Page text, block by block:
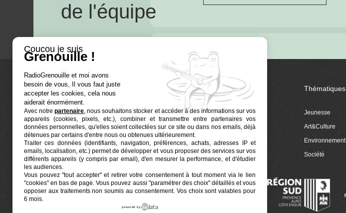
de l'équipe
Euphonia est le partenaire producteur de Radio
Grenouille, radio associative marseillaise.
Locaux situés à la Friche Belle de Mai
41, rue Jobin — 13003 Marseille
La radio
Ré-écouter
Actualités
Programmation
Grenouille Euphonia
Thématiques
Jeunesse
Art&Culture
Environnement
Société
Coucou je suis
Grenouille !
RadioGrenouille et moi avons
besoin de vous, Il vous faut juste
accepter les cookies, cela nous
aiderait énormément.
Avec notrepartenaire, nous souhaitons stocker et accéder à des informations sur vos
appareils (cookies, pixels, etc.), combiner et transmettre entre partenaires vos
données personnelles, qu'elles soient collectées sur ce site ou dans nos emails, déjà
détenues par certains d'entre nous ou obtenues ultérieurement.
Traiter ces données (identifiants, navigation, préférences, achats, adresses IP et
emails, localisation, etc.) permet de développer et vous proposer des services sur vos
différents appareils (y compris par email), d'en mesurer la performance, et d'étudier
les audiences.
Vous pouvez "tout accepter" et retirer votre consentement à tout moment via le lien
"cookies" en bas de page. Vous pouvez aussi "paramétrer des choix" détaillés et vous
opposer aux traitements non soumis au consentement. Vos choix sont valables pour
6 mois.
powered by